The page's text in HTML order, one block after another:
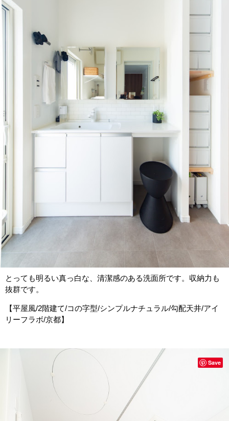
とっても明るい真っ白な、清潔感のある洗面所です。収納力も
抜群です。
【平屋風/2階建て/コの字型/シンプルナチュラル/勾配天井/アイ
リーフラボ/京都】
Save